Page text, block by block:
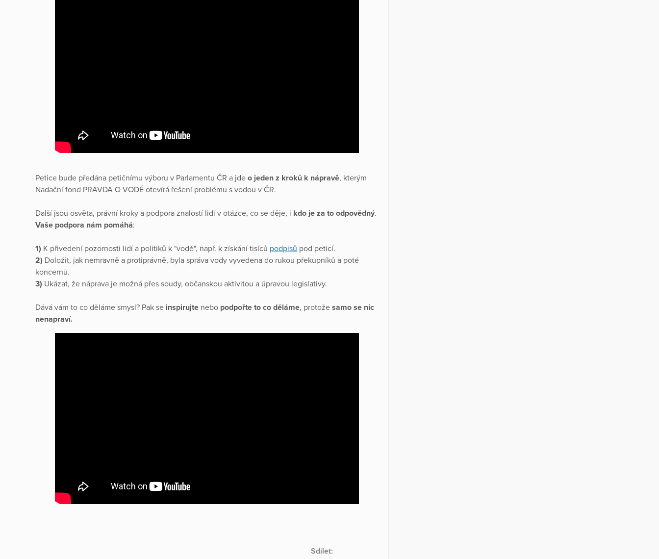
Petice bude předána petičnímu výboru v Parlamentu ČR a jde o jeden z kroků k nápravě, kterým
Nadační fond PRAVDA O VODĚ otevírá řešení problému s vodou v ČR.
Další jsou osvěta, právní kroky a podpora znalostí lidí v otázce, co se děje, i kdo je za to odpovědný.
Vaše podpora nám pomáhá:
1) K přivedení pozornosti lidí a politiků k "vodě", např. k získání tisíců podpisů pod peticí.
2) Doložit, jak nemravně a protiprávně, byla správa vody vyvedena do rukou překupníků a poté
koncernů.
3) Ukázat, že náprava je možná přes soudy, občanskou aktivitou a úpravou legislativy.
Dává vám to co děláme smysl? Pak se inspirujte nebo podpořte to co děláme, protože samo se nic
nenapraví.
Sdílet: